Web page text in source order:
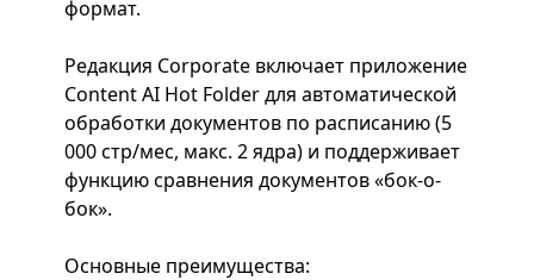
формат.
Редакция Corporate включает приложение
Content AI Hot Folder для автоматической
обработки документов по расписанию (5
000 стр/мес, макс. 2 ядра) и поддерживает
функцию сравнения документов «бок-о-
бок».
Основные преимущества: